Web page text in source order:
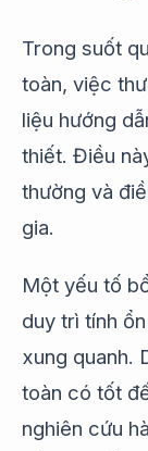
Trong suốt
toàn, việc
liệu hướng
thiết. Điều
thường và
gia.
Một yếu tố
duy trì tính
xung quanh.
toàn có tốt
nghiên cứu